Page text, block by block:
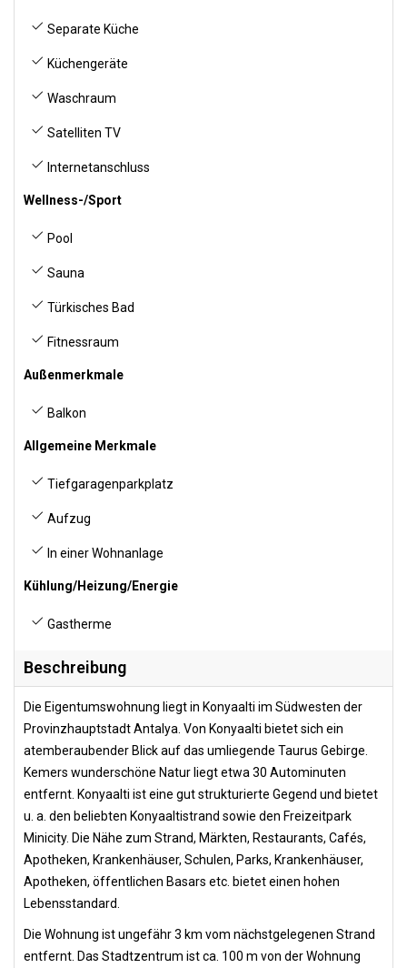
Separate Küche
Küchengeräte
Waschraum
Satelliten TV
Internetanschluss
Wellness-/Sport
Pool
Sauna
Türkisches Bad
Fitnessraum
Außenmerkmale
Balkon
Allgemeine Merkmale
Tiefgaragenparkplatz
Aufzug
In einer Wohnanlage
Kühlung/Heizung/Energie
Gastherme
Beschreibung
Die Eigentumswohnung liegt in Konyaalti im Südwesten der
Provinzhauptstadt Antalya. Von Konyaalti bietet sich ein
atemberaubender Blick auf das umliegende Taurus Gebirge.
Kemers wunderschöne Natur liegt etwa 30 Autominuten
entfernt. Konyaalti ist eine gut strukturierte Gegend und bietet
u. a. den beliebten Konyaaltistrand sowie den Freizeitpark
Minicity. Die Nähe zum Strand, Märkten, Restaurants, Cafés,
Apotheken, Krankenhäuser, Schulen, Parks, Krankenhäuser,
Apotheken, öffentlichen Basars etc. bietet einen hohen
Lebensstandard.
Die Wohnung ist ungefähr 3 km vom nächstgelegenen Strand
entfernt. Das Stadtzentrum ist ca. 100 m von der Wohnung